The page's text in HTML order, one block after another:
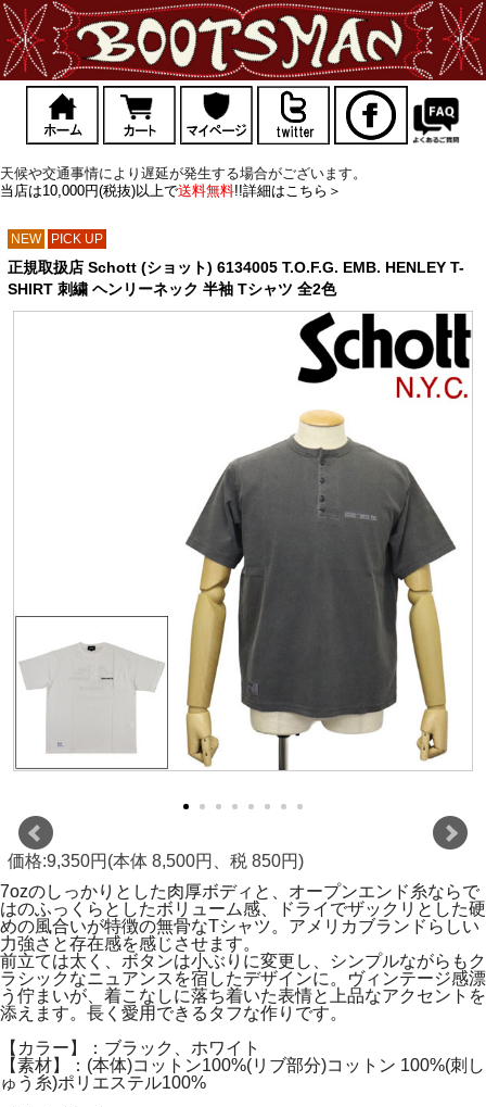
天候や交通事情により遅延が発生する場合がございます。
当店は10,000円(税抜)以上で送料無料!!詳細はこちら＞
NEW PICK UP
正規取扱店 Schott (ショット) 6134005 T.O.F.G. EMB. HENLEY T-
SHIRT 刺繍 ヘンリーネック 半袖 Tシャツ 全2色
価格:9,350円(本体 8,500円、税 850円)
7ozのしっかりとした肉厚ボディと、オープンエンド糸ならで
はのふっくらとしたボリューム感、ドライでザックリとした硬
めの風合いが特徴の無骨なTシャツ。アメリカブランドらしい
力強さと存在感を感じさせます。
前立ては太く、ボタンは小ぶりに変更し、シンプルながらもク
ラシックなニュアンスを宿したデザインに。ヴィンテージ感漂
う佇まいが、着こなしに落ち着いた表情と上品なアクセントを
添えます。長く愛用できるタフな作りです。
【カラー】：ブラック、ホワイト
【素材】：(本体)コットン100%(リブ部分)コットン 100%(刺し
ゅう糸)ポリエステル100%